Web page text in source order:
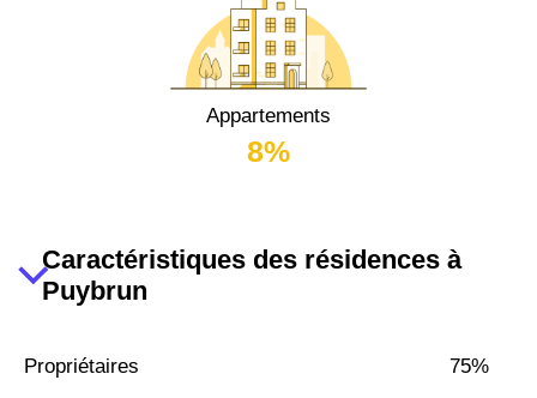
Appartements
8%
Caractéristiques des résidences à
Puybrun
Propriétaires 75%